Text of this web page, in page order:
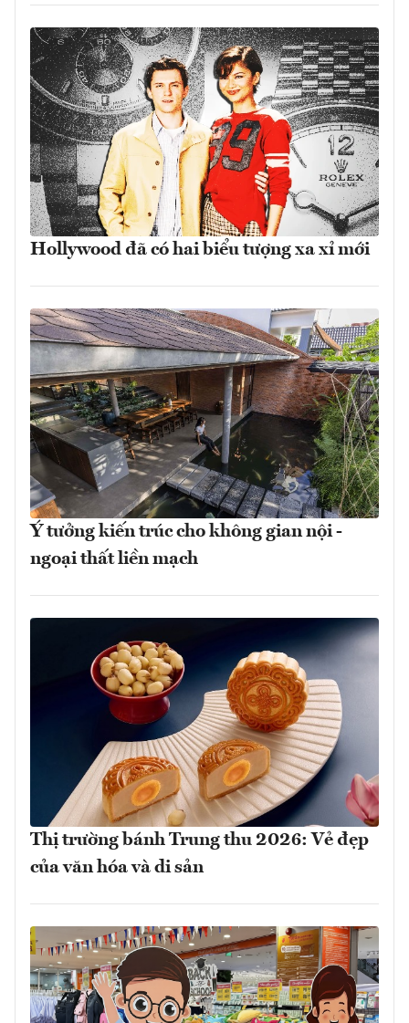
Hollywood đã có hai biểu tượng xa xỉ mới
Ý tưởng kiến trúc cho không gian nội -
ngoại thất liền mạch
Thị trường bánh Trung thu 2026: Vẻ đẹp
của văn hóa và di sản